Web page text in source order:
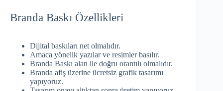
Branda Baskı Özellikleri
Dijital baskıları net olmalıdır.
Amaca yönelik yazılar ve resimler basılır.
Branda Baskı alan ile doğru orantılı olmalıdır.
Branda afiş üzerine ücretsiz grafik tasarımı
yapıyoruz.